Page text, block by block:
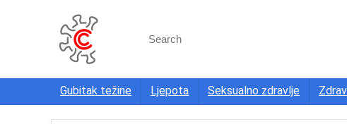
for:
Gubitak težine Ljepota Seksualno zdravlje